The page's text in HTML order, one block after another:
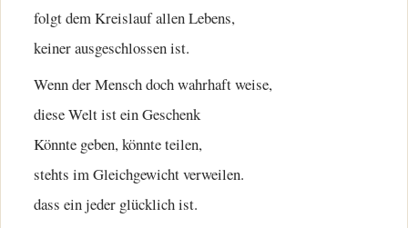
folgt dem Kreislauf allen Lebens,
keiner ausgeschlossen ist.
Wenn der Mensch doch wahrhaft weise,
diese Welt ist ein Geschenk
Könnte geben, könnte teilen,
stehts im Gleichgewicht verweilen.
dass ein jeder glücklich ist.